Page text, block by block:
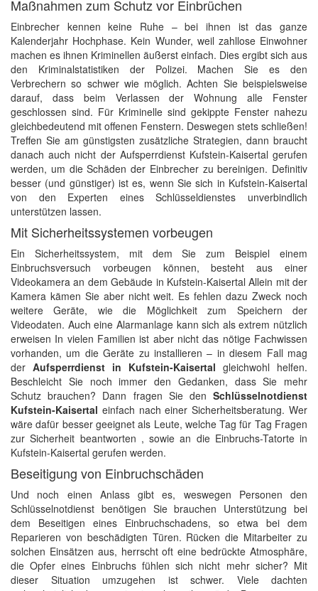
Maßnahmen zum Schutz vor Einbrüchen
Einbrecher kennen keine Ruhe – bei ihnen ist das ganze
Kalenderjahr Hochphase. Kein Wunder, weil zahllose Einwohner
machen es ihnen Kriminellen äußerst einfach. Dies ergibt sich aus
den Kriminalstatistiken der Polizei. Machen Sie es den
Verbrechern so schwer wie möglich. Achten Sie beispielsweise
darauf, dass beim Verlassen der Wohnung alle Fenster
geschlossen sind. Für Kriminelle sind gekippte Fenster nahezu
gleichbedeutend mit offenen Fenstern. Deswegen stets schließen!
Treffen Sie am günstigsten zusätzliche Strategien, dann braucht
danach auch nicht der Aufsperrdienst Kufstein-Kaisertal gerufen
werden, um die Schäden der Einbrecher zu bereinigen. Definitiv
besser (und günstiger) ist es, wenn Sie sich in Kufstein-Kaisertal
von den Experten eines Schlüsseldienstes unverbindlich
unterstützen lassen.
Mit Sicherheitssystemen vorbeugen
Ein Sicherheitssystem, mit dem Sie zum Beispiel einem
Einbruchsversuch vorbeugen können, besteht aus einer
Videokamera an dem Gebäude in Kufstein-Kaisertal Allein mit der
Kamera kämen Sie aber nicht weit. Es fehlen dazu Zweck noch
weitere Geräte, wie die Möglichkeit zum Speichern der
Videodaten. Auch eine Alarmanlage kann sich als extrem nützlich
erweisen In vielen Familien ist aber nicht das nötige Fachwissen
vorhanden, um die Geräte zu installieren – in diesem Fall mag
der Aufsperrdienst in Kufstein-Kaisertal gleichwohl helfen.
Beschleicht Sie noch immer den Gedanken, dass Sie mehr
Schutz brauchen? Dann fragen Sie den Schlüsselnotdienst
Kufstein-Kaisertal einfach nach einer Sicherheitsberatung. Wer
wäre dafür besser geeignet als Leute, welche Tag für Tag Fragen
zur Sicherheit beantworten , sowie an die Einbruchs-Tatorte in
Kufstein-Kaisertal gerufen werden.
Beseitigung von Einbruchschäden
Und noch einen Anlass gibt es, weswegen Personen den
Schlüsselnotdienst benötigen Sie brauchen Unterstützung bei
dem Beseitigen eines Einbruchschadens, so etwa bei dem
Reparieren von beschädigten Türen. Rücken die Mitarbeiter zu
solchen Einsätzen aus, herrscht oft eine bedrückte Atmosphäre,
die Opfer eines Einbruchs fühlen sich nicht mehr sicher? Mit
dieser Situation umzugehen ist schwer. Viele dachten